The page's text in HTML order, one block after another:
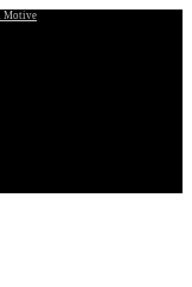
Motive